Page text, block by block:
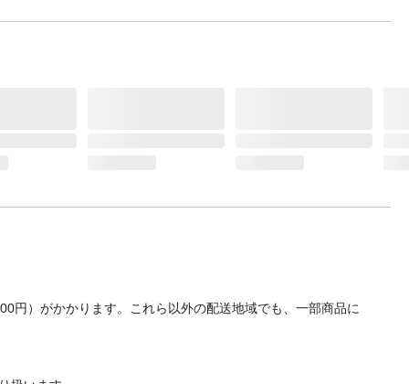
円）がかかります。これら以外の配送地域でも、一部商品に